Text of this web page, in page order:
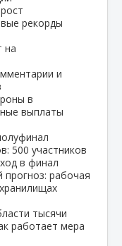
рекорды
на
и
в
выплаты
500 участников
в финал
прогноз: рабочая
тысячи
работает мера